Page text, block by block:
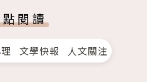
閱讀
文學快報 人文關注